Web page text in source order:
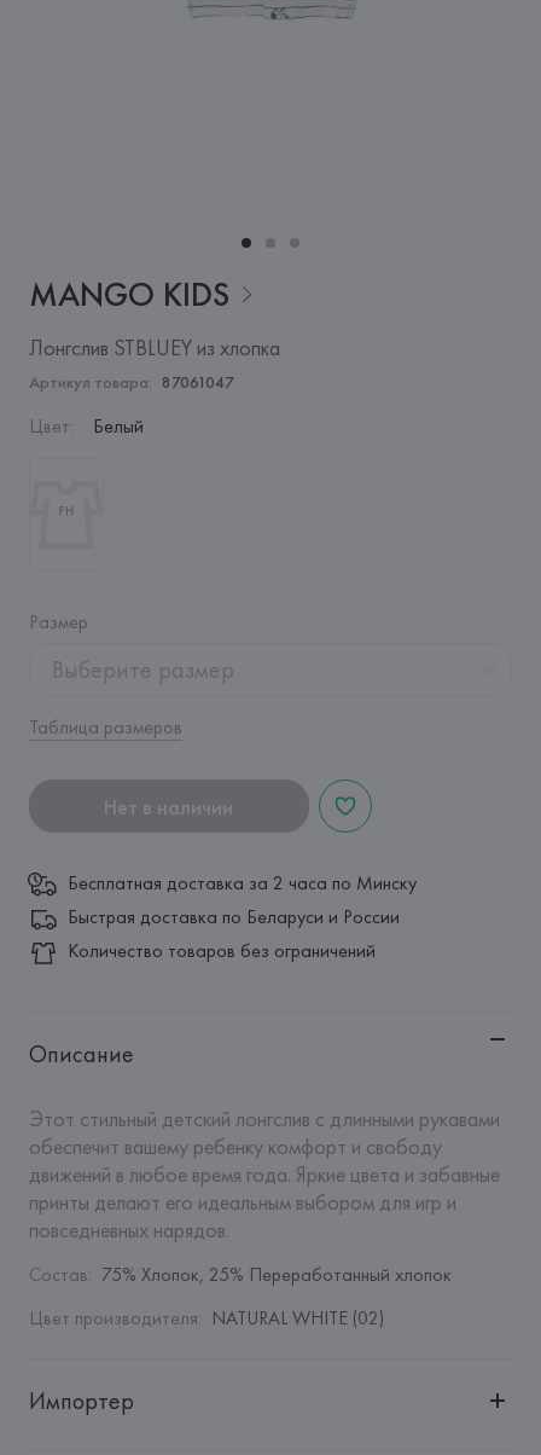
MANGO KIDS
Лонгслив STBLUEY из хлопка
Артикул товара: 87061047
Цвет: Белый
Размер:
Выберите размер
Таблица размеров
Нет в наличии
Бесплатная доставка за 2 часа по Минску
Быстрая доставка по Беларуси и России
Количество товаров без ограничений
Описание
Этот стильный детский лонгслив с длинными рукавами
обеспечит вашему ребенку комфорт и свободу
движений в любое время года. Яркие цвета и забавные
принты делают его идеальным выбором для игр и
повседневных нарядов.
Состав: 75% Хлопок, 25% Переработанный хлопок
Цвет производителя: NATURAL WHITE (02)
Импортер